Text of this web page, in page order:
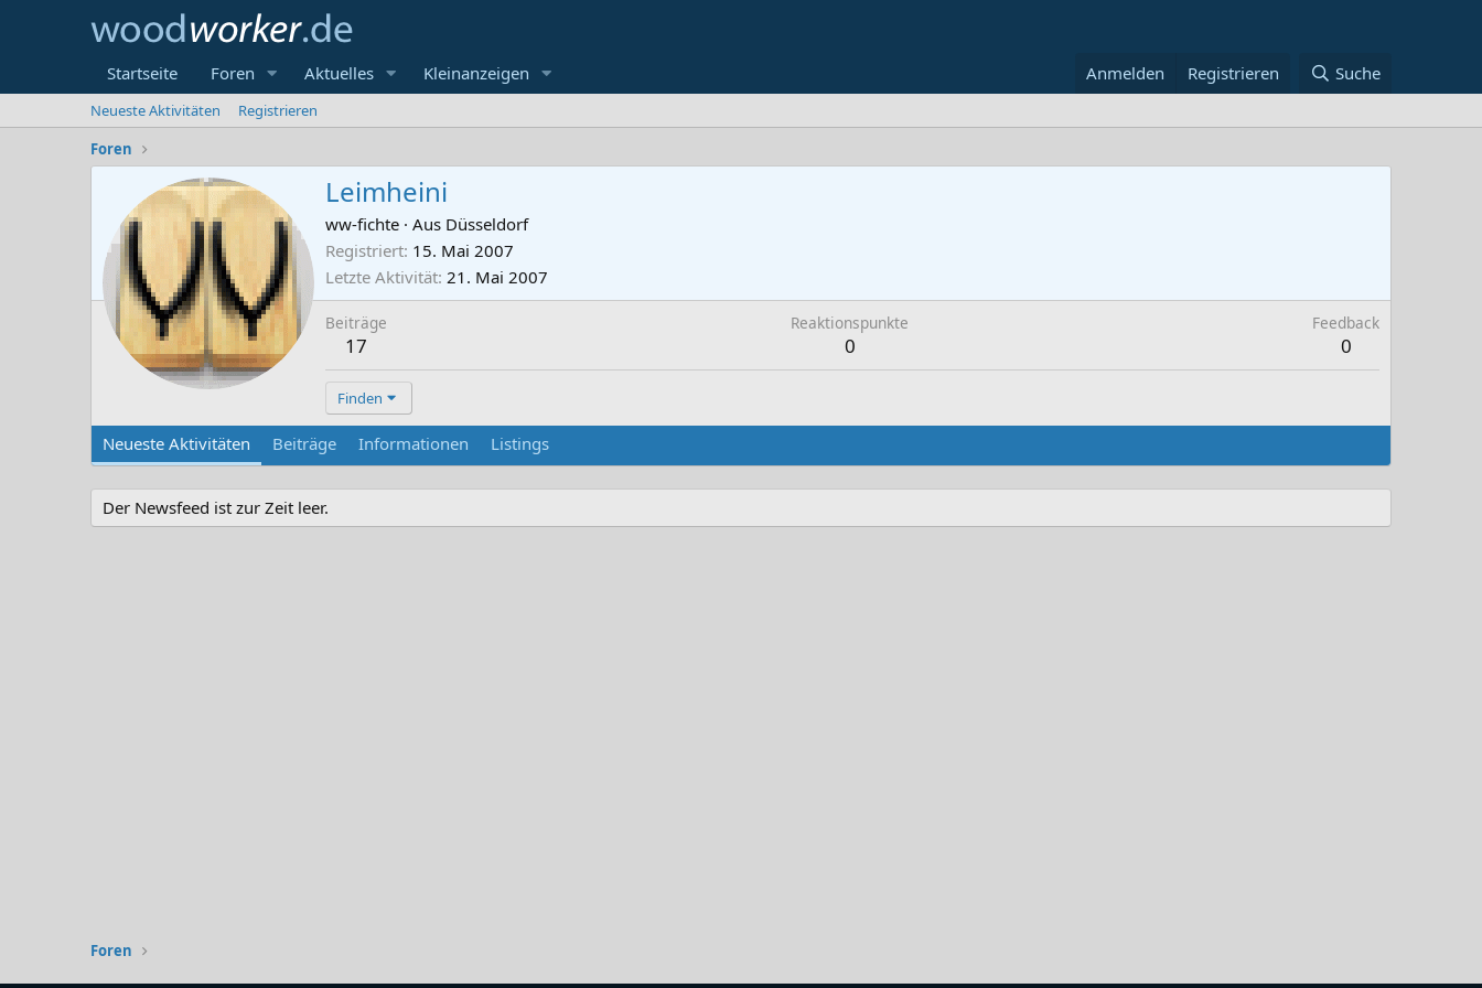
Startseite Foren Aktuelles Kleinanzeigen Anmelden Registrieren Suche
Neueste Aktivitäten
Registrieren
Foren
Leimheini
ww-fichte · Aus Düsseldorf
Registriert 15. Mai 2007
Letzte Aktivität 21. Mai 2007
Beiträge
17
Reaktionspunkte
0
Feedback
0
Finden
Neueste Aktivitäten Beiträge Informationen Listings
Der Newsfeed ist zur Zeit leer.
Foren